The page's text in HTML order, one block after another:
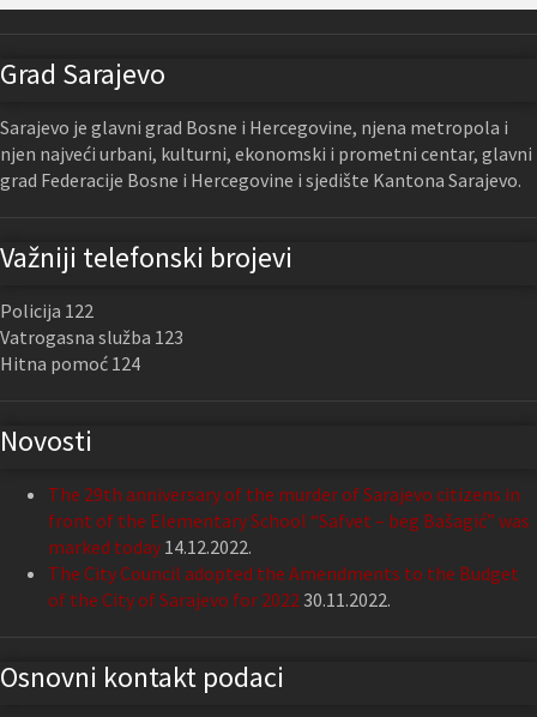
Grad Sarajevo
Sarajevo je glavni grad Bosne i Hercegovine, njena metropola i
njen najveći urbani, kulturni, ekonomski i prometni centar, glavni
grad Federacije Bosne i Hercegovine i sjedište Kantona Sarajevo.
Važniji telefonski brojevi
Policija 122
Vatrogasna služba 123
Hitna pomoć 124
Novosti
The 29th anniversary of the murder of Sarajevo citizens in
front of the Elementary School “Safvet – beg Bašagić” was
marked today 14.12.2022.
The City Council adopted the Amendments to the Budget
of the City of Sarajevo for 202230.11.2022.
Osnovni kontakt podaci